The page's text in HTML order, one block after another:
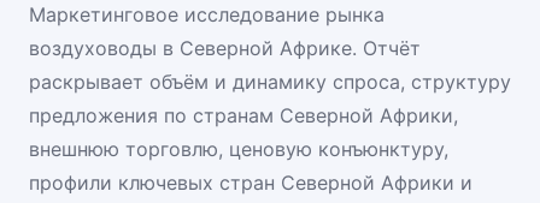
Маркетинговое исследование рынка
воздуховоды в Северной Африке. Отчёт
раскрывает объём и динамику спроса, структуру
предложения по странам Северной Африки,
внешнюю торговлю, ценовую конъюнктуру,
профили ключевых стран Северной Африки и